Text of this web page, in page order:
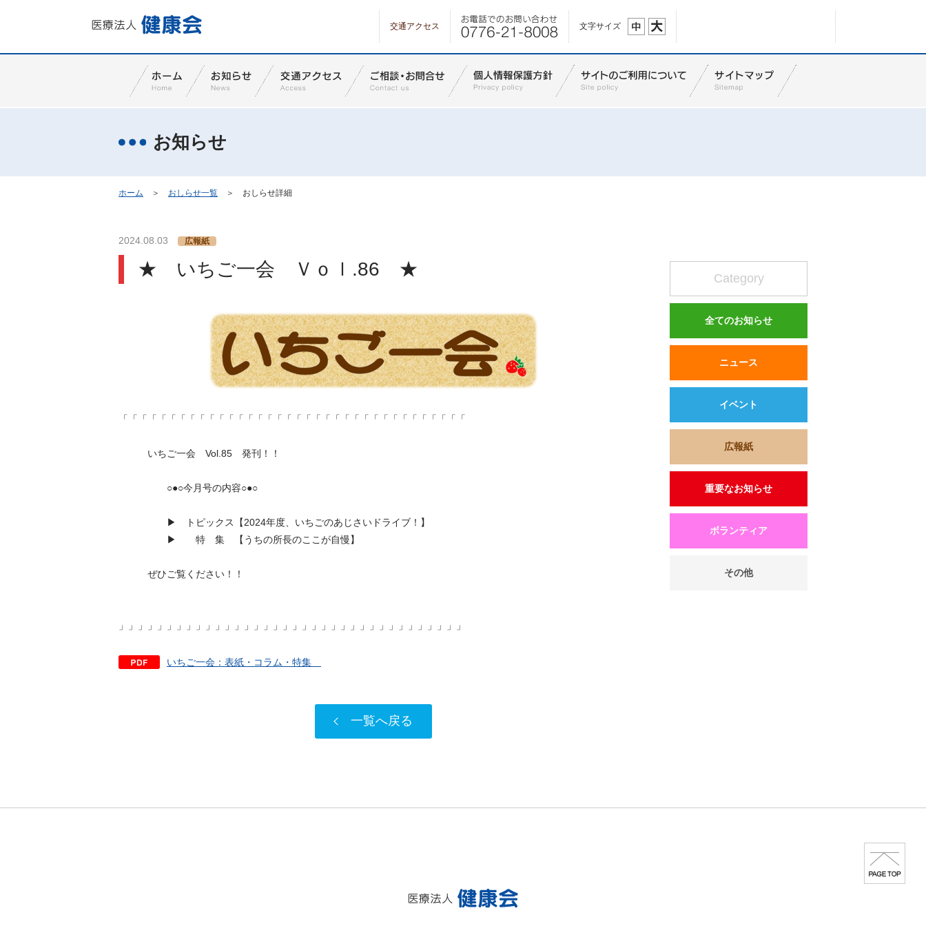
文字サイズ
交通アクセス
お知らせ
ホーム ＞ おしらせ一覧 ＞ おしらせ詳細
2024.08.03 広報紙
★ いちご一会 Ｖｏｌ.86 ★
「「「「「「「「「「「「「「「「「「「「「「「「「「「「「「「「「「「「
いちご一会 Vol.85 発刊！！
○●○今月号の内容○●○
▶ トピックス【2024年度、いちごのあじさいドライブ！】
▶ 特 集 【うちの所長のここが自慢】
ぜひご覧ください！！
」」」」」」」」」」」」」」」」」」」」」」」」」」」」」」」」」」」」
いちご一会：表紙・コラム・特集
一覧へ戻る
Category
全てのお知らせ
ニュース
イベント
広報紙
重要なお知らせ
ボランティア
その他